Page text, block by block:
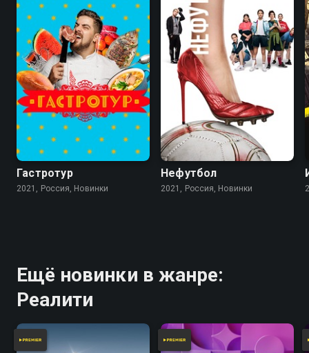
Гастротур
2021, Россия, Новинки
Нефутбол
2021, Россия, Новинки
Ещё новинки в жанре:
Реалити